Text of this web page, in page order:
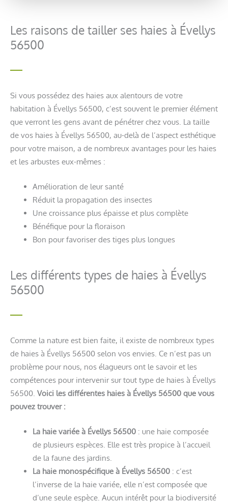
Les raisons de tailler ses haies à Évellys
56500
Si vous possédez des haies aux alentours de votre
habitation à Évellys 56500, c’est souvent le premier élément
que verront les gens avant de pénétrer chez vous. La taille
de vos haies à Évellys 56500, au-delà de l’aspect esthétique
pour votre maison, a de nombreux avantages pour les haies
et les arbustes eux-mêmes :
Amélioration de leur santé
Réduit la propagation des insectes
Une croissance plus épaisse et plus complète
Bénéfique pour la floraison
Bon pour favoriser des tiges plus longues
Les différents types de haies à Évellys
56500
Comme la nature est bien faite, il existe de nombreux types
de haies à Évellys 56500 selon vos envies. Ce n’est pas un
problème pour nous, nos élagueurs ont le savoir et les
compétences pour intervenir sur tout type de haies à Évellys
56500. Voici les différentes haies à Évellys 56500 que vous
pouvez trouver :
La haie variée à Évellys 56500: une haie composée
de plusieurs espèces. Elle est très propice à l’accueil
de la faune des jardins.
La haie monospécifique à Évellys 56500: c’est
l’inverse de la haie variée, elle n’est composée que
d’une seule espèce. Aucun intérêt pour la biodiversité